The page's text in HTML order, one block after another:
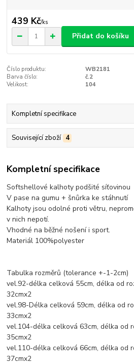
439 Kč/ks
Přidat do košíku
Číslo produktu:
WB2181
Barva číslo:
č.2
Velikost:
104
Kompletní specifikace
Související zboží 4
Kompletní specifikace
Softshellové kalhoty podšité síťovinou
V pase na gumu + šnůrka ke stáhnutí
Kalhoty jsou odolné proti větru,
v nich nepotí.
Vhodné na běžné nošení i sport.
Materiál 100%polyester
Tabulka rozměrů (tolerance +-1-2cm)
vel.92-délka celková 55cm, délka od
32cmx2
vel.98-Délka celková 59cm, délka od
33cmx2
vel.104-délka celková 63cm, délka od
35cmx2
vel.110-délka celková 66cm, délka od
37cmx2